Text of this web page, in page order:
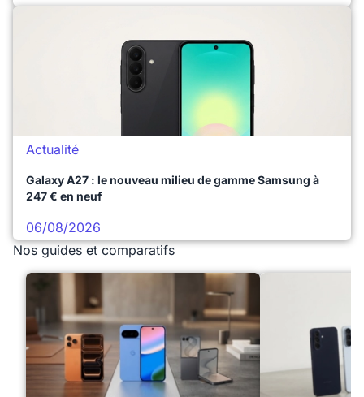
Actualité
Galaxy A27 : le nouveau milieu de gamme Samsung à
247 € en neuf
06/08/2026
Nos guides et comparatifs